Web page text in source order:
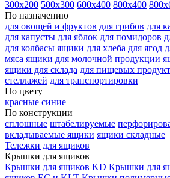
300х200 500х300 600х400 800х400
По назначению
для овощей и фруктов для грибов для
для капусты для яблок для помидоров
для колбасы ящики для хлеба для ягод
мяса ящики для молочной продукции
ящики для склада для пищевых
стеллажей для транспортировки
По цвету
красные синие
По конструкции
сплошные штабелируемые
вкладываемые ящики ящики складные
Тележки для ящиков
Крышки для ящиков
Крышки для ящиков KD Крышки для